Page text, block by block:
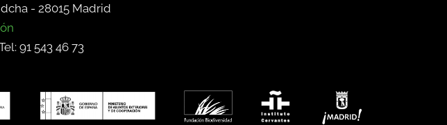
- 28015 Madrid
91 543 46 73